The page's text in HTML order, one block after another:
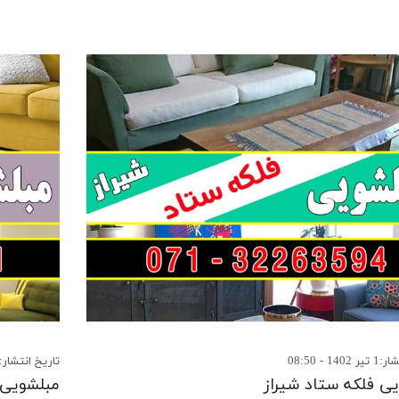
- 08:50
فلکه ستاد شیراز
تاریخ انتشار:18 خرداد 1402 -